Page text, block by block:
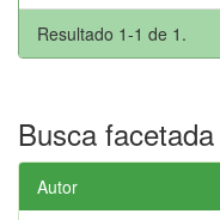
Resultado 1-1 de 1.
Busca facetada
Autor